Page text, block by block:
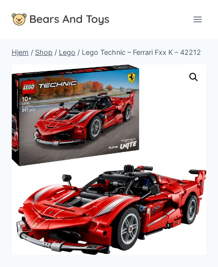
Hjem / Shop / Lego / Lego Technic – Ferrari Fxx K – 42212